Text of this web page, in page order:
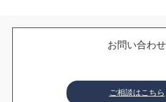
お問い合わせ
ご相談はこちら